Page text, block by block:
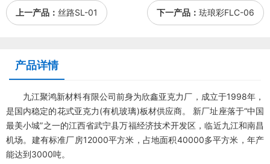
上一产品： 丝路SL-01 下一产品： 珐琅彩FLC-06
产品详情
九江聚鸿新材料有限公司前身为欣鑫亚克力厂，成立于1998年，
是国内稳定的花式亚克力(有机玻璃)板材供应商。 新厂址座落于“中国
最美小城”之一的江西省武宁县万福经济技术开发区，临近九江和南昌
机场。建有标准厂房12000平方米，占地面积40000多平方米，年产
能达到3000吨。